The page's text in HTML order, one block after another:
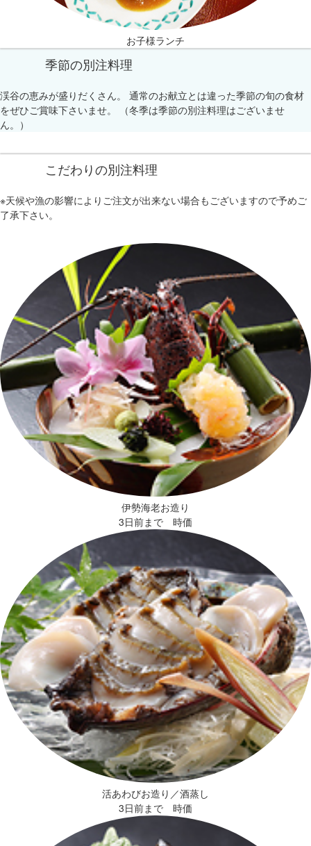
お子様ランチ
季節の別注料理
渓谷の恵みが盛りだくさん。 通常のお献立とは違った季節の旬の食材
をぜひご賞味下さいませ。 （冬季は季節の別注料理はございませ
ん。）
こだわりの別注料理
※天候や漁の影響によりご注文が出来ない場合もございますので予めご
了承下さい。
伊勢海老お造り
3日前まで 時価
活あわびお造り／酒蒸し
3日前まで 時価